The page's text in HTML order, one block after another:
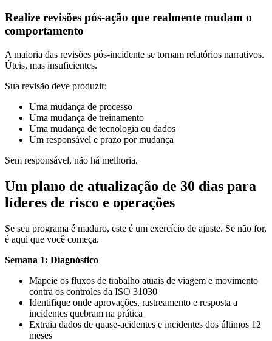
Realize revisões pós-ação que realmente mudam o
comportamento
A maioria das revisões pós-incidente se tornam relatórios narrativos.
Úteis, mas insuficientes.
Sua revisão deve produzir:
Uma mudança de processo
Uma mudança de treinamento
Uma mudança de tecnologia ou dados
Um responsável e prazo por mudança
Sem responsável, não há melhoria.
Um plano de atualização de 30 dias para
líderes de risco e operações
Se seu programa é maduro, este é um exercício de ajuste. Se não for,
é aqui que você começa.
Semana 1: Diagnóstico
Mapeie os fluxos de trabalho atuais de viagem e movimento
contra os controles da ISO 31030
Identifique onde aprovações, rastreamento e resposta a
incidentes quebram na prática
Extraia dados de quase-acidentes e incidentes dos últimos 12
meses